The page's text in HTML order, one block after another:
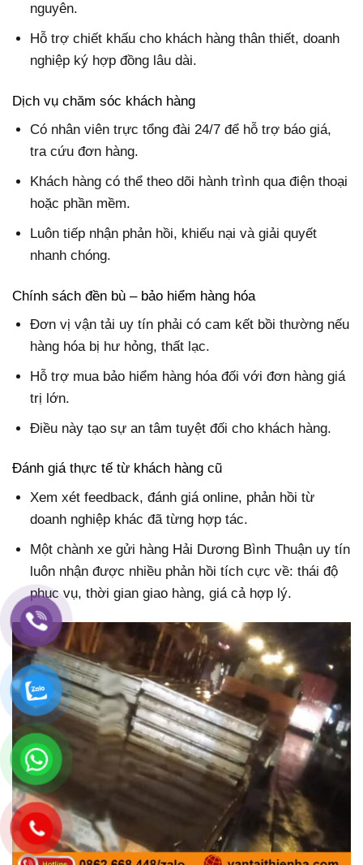
nguyên.
Hỗ trợ chiết khấu cho khách hàng thân thiết, doanh
nghiệp ký hợp đồng lâu dài.
Dịch vụ chăm sóc khách hàng
Có nhân viên trực tổng đài 24/7 để hỗ trợ báo giá,
tra cứu đơn hàng.
Khách hàng có thể theo dõi hành trình qua điện thoại
hoặc phần mềm.
Luôn tiếp nhận phản hồi, khiếu nại và giải quyết
nhanh chóng.
Chính sách đền bù – bảo hiểm hàng hóa
Đơn vị vận tải uy tín phải có cam kết bồi thường nếu
hàng hóa bị hư hỏng, thất lạc.
Hỗ trợ mua bảo hiểm hàng hóa đối với đơn hàng giá
trị lớn.
Điều này tạo sự an tâm tuyệt đối cho khách hàng.
Đánh giá thực tế từ khách hàng cũ
Xem xét feedback, đánh giá online, phản hồi từ
doanh nghiệp khác đã từng hợp tác.
Một chành xe gửi hàng Hải Dương Bình Thuận uy tín
luôn nhận được nhiều phản hồi tích cực về: thái độ
phục vụ, thời gian giao hàng, giá cả hợp lý.